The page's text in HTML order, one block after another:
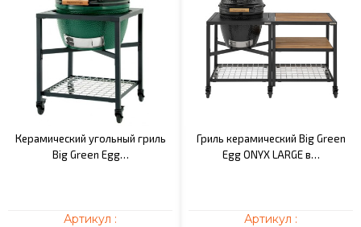
Керамический угольный гриль
Big Green Egg…
Артикул :
Гриль керамический Big Green
Egg ONYX LARGE в…
Артикул :